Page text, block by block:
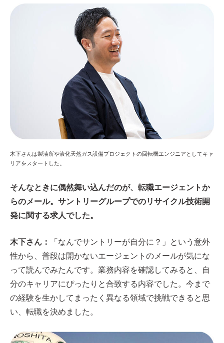
木下さんは製油所や液化天然ガス設備プロジェクトの回転機エンジニアとしてキャ
リアをスタートした。
そんなときに偶然舞い込んだのが、転職エージェントか
らのメール。サントリーグループでのリサイクル技術開
発に関する求人でした。
木下さん：
「なんでサントリーが自分に？」という意外
性から、普段は開かないエージェントのメールが気にな
って読んでみたんです。業務内容を確認してみると、自
分のキャリアにぴったりと合致する内容でした。今まで
の経験を生かしてまったく異なる領域で挑戦できると思
い、転職を決めました。